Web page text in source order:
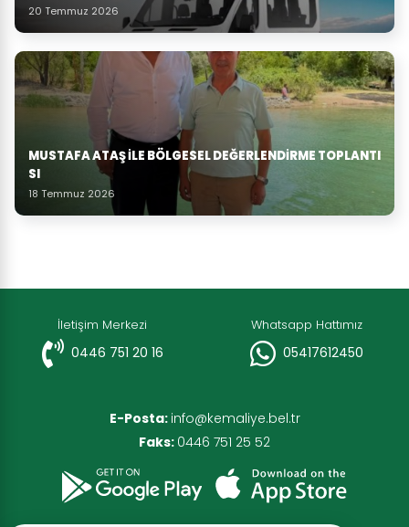
20 Temmuz 2026
MUSTAFA ATAŞ İLE BÖLGESEL DEĞERLENDIRME TOPLANTI
SI
18 Temmuz 2026
İletişim Merkezi
0446 751 20 16
Whatsapp Hattımız
05417612450
E-Posta: info@kemaliye.bel.tr
Faks: 0446 751 25 52